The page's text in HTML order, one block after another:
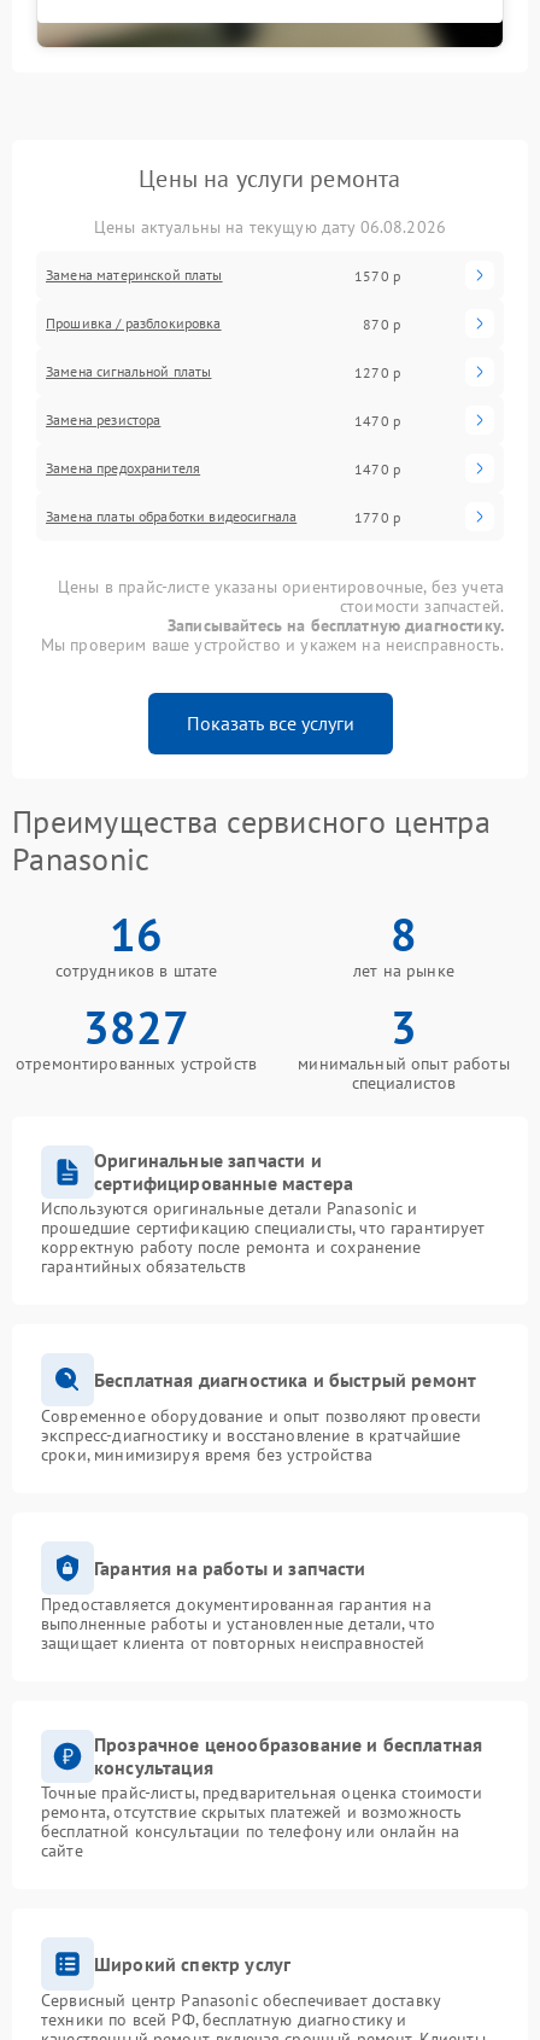
Цены на услуги ремонта
Цены актуальны на текущую дату 06.08.2026
Замена материнской платы 1570 р
Прошивка / разблокировка 870 р
Замена сигнальной платы 1270 р
Замена резистора 1470 р
Замена предохранителя 1470 р
Замена платы обработки видеосигнала 1770 р
Цены в прайс-листе указаны ориентировочные, без учета
стоимости запчастей.
Записывайтесь на бесплатную диагностику.
Мы проверим ваше устройство и укажем на неисправность.
Показать все услуги
Преимущества сервисного центра
Panasonic
16
сотрудников в штате
8
лет на рынке
3827
отремонтированных устройств
3
минимальный опыт работы
специалистов
Оригинальные запчасти и
сертифицированные мастера
Используются оригинальные детали Panasonic и
прошедшие сертификацию специалисты, что гарантирует
корректную работу после ремонта и сохранение
гарантийных обязательств
Бесплатная диагностика и быстрый ремонт
Современное оборудование и опыт позволяют провести
экспресс-диагностику и восстановление в кратчайшие
сроки, минимизируя время без устройства
Гарантия на работы и запчасти
Предоставляется документированная гарантия на
выполненные работы и установленные детали, что
защищает клиента от повторных неисправностей
Прозрачное ценообразование и бесплатная
консультация
Точные прайс-листы, предварительная оценка стоимости
ремонта, отсутствие скрытых платежей и возможность
бесплатной консультации по телефону или онлайн на
сайте
Широкий спектр услуг
Сервисный центр Panasonic обеспечивает доставку
техники по всей РФ, бесплатную диагностику и